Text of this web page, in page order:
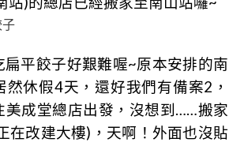
扁平餃子好艱難喔~原本安排的南
然休假4天，還好我們有備案2，
美成堂總店出發，沒想到……搬家
在改建大樓)，天啊！外面也沒貼